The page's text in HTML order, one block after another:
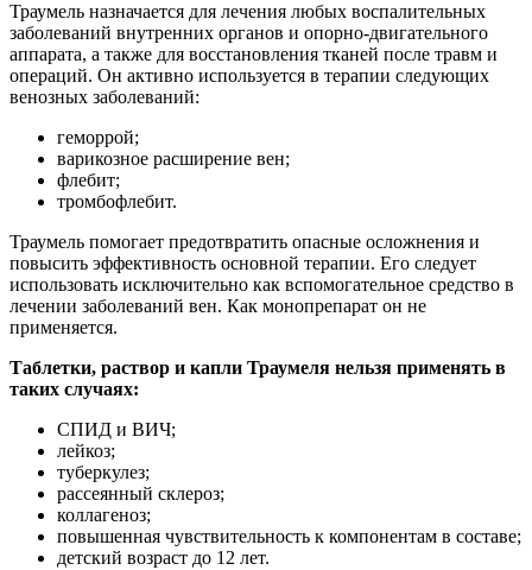
Траумель назначается для лечения любых воспалительных
заболеваний внутренних органов и опорно-двигательного
аппарата, а также для восстановления тканей после травм и
операций. Он активно используется в терапии следующих
венозных заболеваний:
геморрой;
варикозное расширение вен;
флебит;
тромбофлебит.
Траумель помогает предотвратить опасные осложнения и
повысить эффективность основной терапии. Его следует
использовать исключительно как вспомогательное средство в
лечении заболеваний вен. Как монопрепарат он не
применяется.
Таблетки, раствор и капли Траумеля нельзя применять в
таких случаях:
СПИД и ВИЧ;
лейкоз;
туберкулез;
рассеянный склероз;
коллагеноз;
повышенная чувствительность к компонентам в составе;
детский возраст до 12 лет.